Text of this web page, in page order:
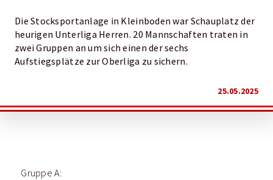
Die Stocksportanlage in Kleinboden war Schauplatz der
heurigen Unterliga Herren. 20 Mannschaften traten in
zwei Gruppen an um sich einen der sechs
Aufstiegsplätze zur Oberliga zu sichern.
25.05.2025
Gruppe A: